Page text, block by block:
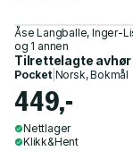
Åse Langballe, Inger-
og 1 annen
Tilrettelagte avhør
Pocket| Norsk, Bokmål
449,-
Nettlager
Klikk&Hent